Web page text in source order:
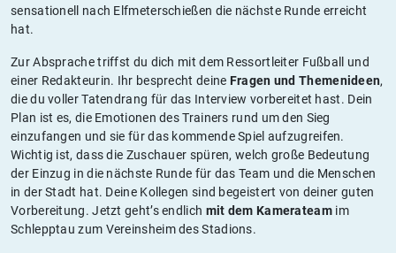
sensationell nach Elfmeterschießen die nächste Runde erreicht
hat.
Zur Absprache triffst du dich mit dem Ressortleiter Fußball und
einer Redakteurin. Ihr besprecht deine Fragen und Themenideen,
die du voller Tatendrang für das Interview vorbereitet hast. Dein
Plan ist es, die Emotionen des Trainers rund um den Sieg
einzufangen und sie für das kommende Spiel aufzugreifen.
Wichtig ist, dass die Zuschauer spüren, welch große Bedeutung
der Einzug in die nächste Runde für das Team und die Menschen
in der Stadt hat. Deine Kollegen sind begeistert von deiner guten
Vorbereitung. Jetzt geht’s endlich mit dem Kamerateamim
Schlepptau zum Vereinsheim des Stadions.